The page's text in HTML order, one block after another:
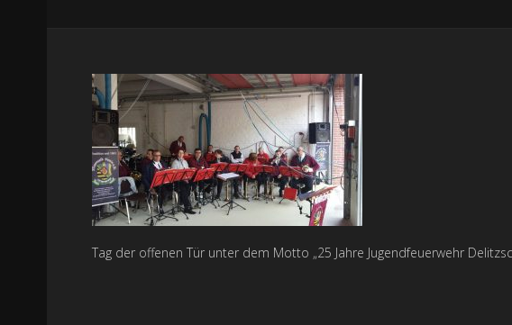
Tag der offenen Tür unter dem Motto „25 Jahre Jugendfeuerwehr